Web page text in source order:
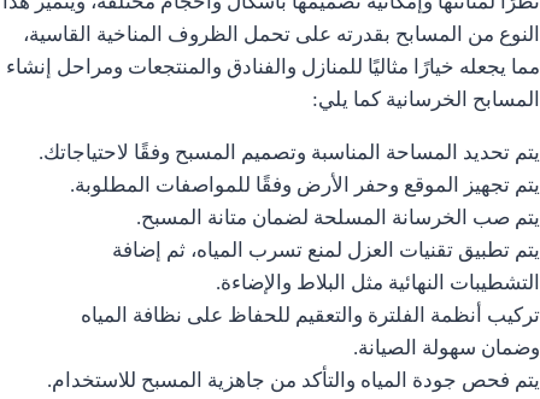
النوع من المسابح بقدرته على تحمل الظروف المناخية القاسية،
مما يجعله خيارًا مثاليًا للمنازل والفنادق والمنتجعات ومراحل إنشاء
المسابح الخرسانية كما يلي:
يتم تحديد المساحة المناسبة وتصميم المسبح وفقًا لاحتياجاتك.
يتم تجهيز الموقع وحفر الأرض وفقًا للمواصفات المطلوبة.
يتم صب الخرسانة المسلحة لضمان متانة المسبح.
يتم تطبيق تقنيات العزل لمنع تسرب المياه، ثم إضافة
التشطيبات النهائية مثل البلاط والإضاءة.
تركيب أنظمة الفلترة والتعقيم للحفاظ على نظافة المياه
وضمان سهولة الصيانة.
يتم فحص جودة المياه والتأكد من جاهزية المسبح للاستخدام.